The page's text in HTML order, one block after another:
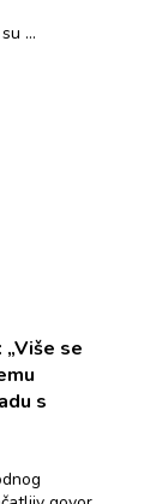
...
„Više se
s